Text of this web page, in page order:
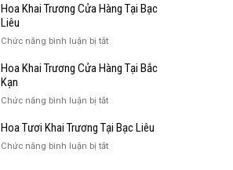
Liêu
Khai
Tại
Kạn
Hoa Khai Trương Cửa Hàng Tại Bạc
Liêu
Chức năng bình luận bị tắtở
Khai
Hàng
Bạc
Liêu
Hoa Khai Trương Cửa Hàng Tại Bắc
Kạn
Chức năng bình luận bị tắtở
Khai
Hoa Tươi Khai Trương Tại Bạc Liêu
Chức năng bình luận bị tắtở